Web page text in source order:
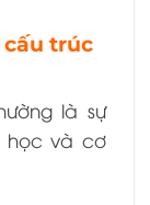
cấu trúc
là sự
học và cơ